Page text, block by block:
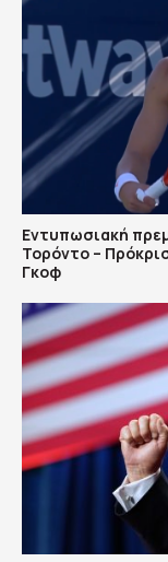
Εντυπωσιακή
Τορόντο –
Γκοφ